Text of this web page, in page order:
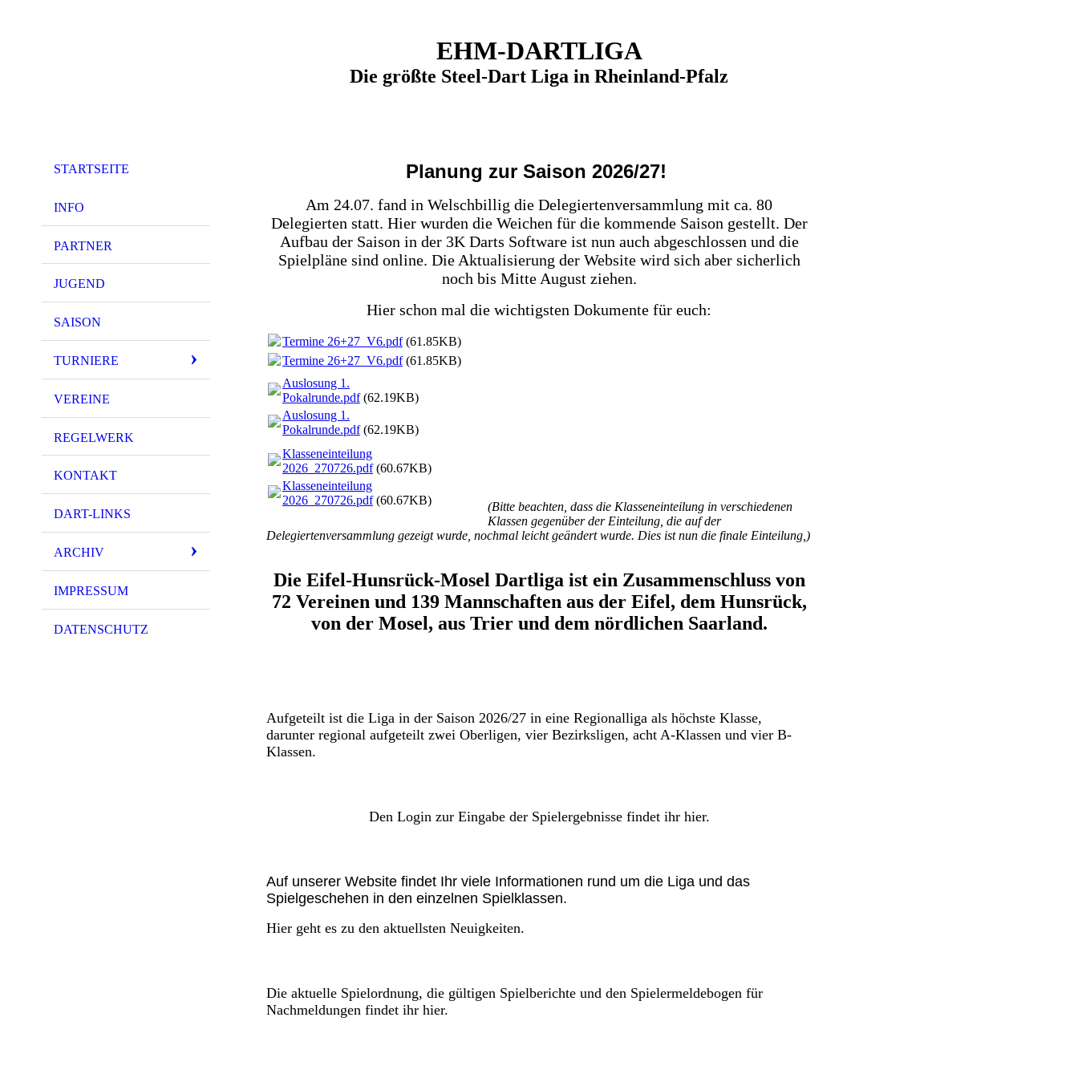
STARTSEITE
INFO
PARTNER
JUGEND
SAISON
TURNIERE
VEREINE
REGELWERK
KONTAKT
DART-LINKS
ARCHIV
IMPRESSUM
DATENSCHUTZ
EHM-DARTLIGA
Die größte Steel-Dart Liga in Rheinland-Pfalz
Planung zur Saison 2026/27!
Am 24.07. fand in Welschbillig die Delegiertenversammlung mit ca. 80
Delegierten statt. Hier wurden die Weichen für die kommende Saison gestellt. Der
Aufbau der Saison in der 3K Darts Software ist nun auch abgeschlossen und die
Spielpläne sind online. Die Aktualisierung der Website wird sich aber sicherlich
noch bis Mitte August ziehen.
Hier schon mal die wichtigsten Dokumente für euch:
Termine 26+27_V6.pdf(61.85KB)
Termine 26+27_V6.pdf(61.85KB)
Auslosung 1.
Pokalrunde.pdf(62.19KB)
Auslosung 1.
Pokalrunde.pdf(62.19KB)
Klasseneinteilung
2026_270726.pdf(60.67KB)
Klasseneinteilung
2026_270726.pdf(60.67KB)
(Bitte beachten, dass die Klasseneinteilung in verschiedenen
Klassen gegenüber der Einteilung, die auf der
Delegiertenversammlung gezeigt wurde, nochmal leicht geändert wurde. Dies ist nun die finale Einteilung,)
Die Eifel-Hunsrück-Mosel Dartliga ist ein Zusammenschluss von
72 Vereinen und 139 Mannschaften aus der Eifel, dem Hunsrück,
von der Mosel, aus Trier und dem nördlichen Saarland.
Aufgeteilt ist die Liga in der Saison 2026/27 in eine Regionalliga als höchste Klasse,
darunter regional aufgeteilt zwei Oberligen, vier Bezirksligen, acht A-Klassen und vier B-
Klassen.
Den Login zur Eingabe der Spielergebnisse findet ihr hier.
Auf unserer Website findet Ihr viele Informationen rund um die Liga und das
Spielgeschehen in den einzelnen Spielklassen.
Hier geht es zu den aktuellsten Neuigkeiten.
Die aktuelle Spielordnung, die gültigen Spielberichte und den Spielermeldebogen für
Nachmeldungen findet ihr hier.